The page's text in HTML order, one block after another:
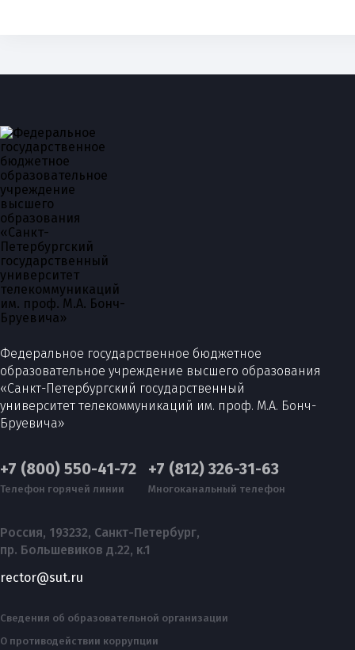
Федеральное государственное бюджетное
образовательное учреждение высшего образования
«Санкт-Петербургский государственный
университет телекоммуникаций им. проф. М.А. Бонч-
Бруевича»
+7 (800) 550-41-72
Телефон горячей линии
+7 (812) 326-31-63
Многоканальный телефон
Россия, 193232, Санкт-Петербург,
пр. Большевиков д.22, к.1
rector@sut.ru
Сведения об образовательной организации
О противодействии коррупции